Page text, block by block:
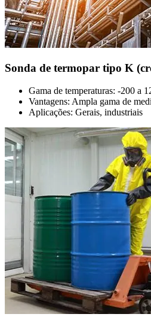
Sonda de termopar tipo K
Gama de temperaturas: -200 a
Vantagens: Ampla gama de
Aplicações: Gerais, industriais